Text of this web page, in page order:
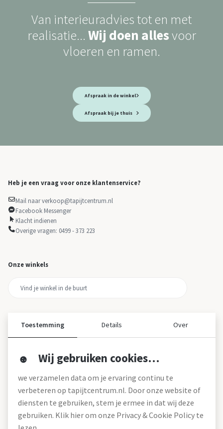
Van interieuradvies tot en met
realisatie... Wij doen allesvoor
vloeren en ramen.
Afspraak in de winkel
Afspraak bij je thuis
Heb je een vraag voor onze klantenservice?
Mail naar verkoop@tapijtcentrum.nl
Facebook Messenger
Klacht indienen
Overige vragen: 0499 - 373 223
Onze winkels
Over tapijtcentrum
Werken bij
Montageservice
Blog
Toestemming Details Over
Wij gebruiken cookies…
we verzamelen data om je ervaring continu te
verbeteren op tapijtcentrum.nl. Door onze website of
diensten te gebruiken, stem je ermee in dat wij deze
gebruiken. Klik hier om onze Privacy & Cookie Policy te